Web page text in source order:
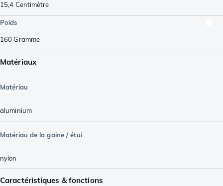
15,4 Centimètre
Poids
160Gramme
Matériaux
Matériau
aluminium
Matériau de la gaine / étui
nylon
Caractéristiques & fonctions